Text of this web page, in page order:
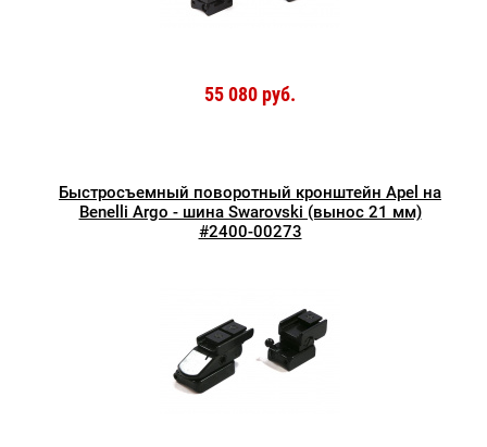
55 080 руб.
Быстросъемный поворотный кронштейн Apel на
Benelli Argo - шина Swarovski (вынос 21 мм)
#2400-00273